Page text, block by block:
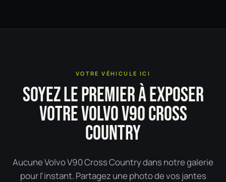
VOTRE VÉHICULE ICI
SOYEZ LE PREMIER À EXPOSER
VOTRE VOLVO V90 CROSS
COUNTRY
Aucune Volvo V90 Cross Country dans notre galerie
pour l'instant. Partagez une photo de vos jantes